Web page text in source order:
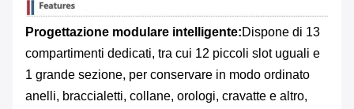
Progettazione modulare intelligente:Dispone di 13
compartimenti dedicati, tra cui 12 piccoli slot uguali e
1 grande sezione, per conservare in modo ordinato
anelli, braccialetti, collane, orologi, cravatte e altro,